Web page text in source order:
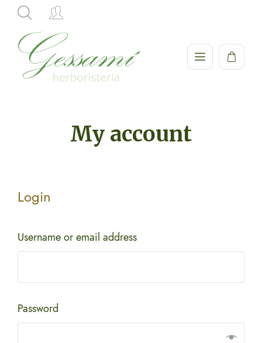
Hi,
My account
Login
Username or email address
Password